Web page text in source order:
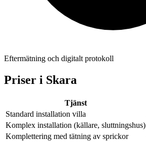
Eftermätning och digitalt protokoll
Priser i Skara
Tjänst
Standard installation villa
Komplex installation (källare, sluttningshus)
Komplettering med tätning av sprickor